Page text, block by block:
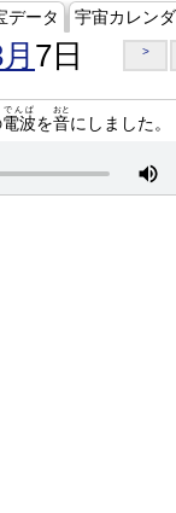
データ 宇宙カレン
7日 >
電波
でんぱ
を音
おと
にしました。